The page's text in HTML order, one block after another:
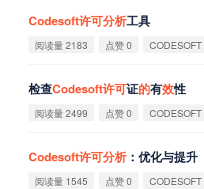
Codesoft许可分析工具
阅读量 2183 点赞 0 CODESOFT
检查Codesoft许可证的有效性
阅读量 2499 点赞 0 CODESOFT
Codesoft许可分析 ：优化与提升
阅读量 1545 点赞 0 CODESOFT